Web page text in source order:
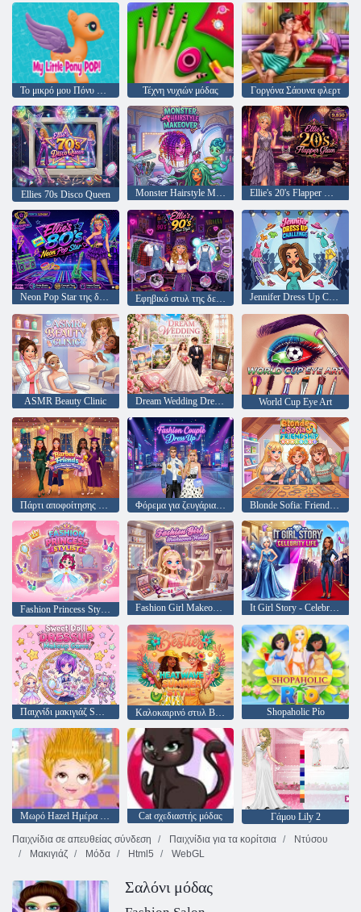
Το μικρό μου Πόνυ Ποπ Τέχνη νυχιών μόδας Γοργόνα Σάουνα φλερτ
Ellies 70s Disco Queen Monster Hairstyle Makeover Ellie's 20's Flapper Glam
Neon Pop Star της δεκαετίας του '80 της Ellie Εφηβικό στυλ της δεκαετίας του '90 της Ellie Jennifer Dress Up Challenge
ASMR Beauty Clinic Dream Wedding Dress Up World Cup Eye Art
Πάρτι αποφοίτησης Barbie And Friends Φόρεμα για ζευγάρια μόδας Blonde Sofia: Friendship Bracelet
Fashion Girl Makeover World It Girl Story - Celebrity Life
Παιχνίδι μακιγιάζ Sweet Doll Dressup Καλοκαιρινό στυλ Besties Heatwave Shopaholic Ρίο
Μωρό Hazel Ημέρα Μαλλιά Cat σχεδιαστής μόδας
Γάμου Lily 2
Παιχνίδια σε απευθείας σύνδεση
Παιχνίδια για τα κορίτσια
Ντύσου
Μακιγιάζ
Μόδα Html5 WebGL
Σαλόνι μόδας